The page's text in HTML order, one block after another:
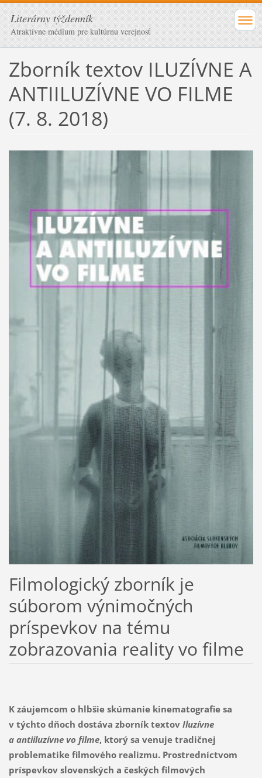
Literárny týždenník
Atraktívne médium pre kultúrnu verejnosť
Zborník textov ILUZÍVNE A
ANTIILUZÍVNE VO FILME
(7. 8. 2018)
Filmologický zborník je
súborom výnimočných
príspevkov na tému
zobrazovania reality vo filme
K záujemcom o hlbšie skúmanie kinematografie sa
v týchto dňoch dostáva zborník textov Iluzívne
a antiiluzívne vo filme, ktorý sa venuje tradičnej
problematike filmového realizmu. Prostredníctvom
príspevkov slovenských a českých filmových